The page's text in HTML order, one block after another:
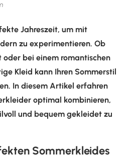
Jahreszeit, um mit
zu experimentieren. Ob
bei einem romantischen
Kleid kann Ihren Sommerstil
In diesem Artikel erfahren
optimal kombinieren,
und bequem gekleidet zu
Sommerkleides